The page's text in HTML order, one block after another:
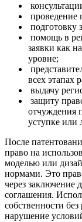
проведение
подготовку
помощь в
заявки как
уровне;
всех этапах
выдачу
защиту
отчуждения
уступке или
После
право на
моделью или
нормами. Это
через заключение
соглашения.
собственности
нарушение